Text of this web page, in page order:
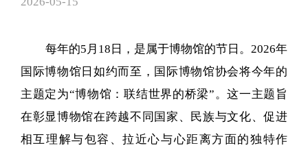
每年的5月18日，是属于博物馆的节日。2026年
国际博物馆日如约而至，国际博物馆协会将今年的
主题定为“博物馆：联结世界的桥梁”。这一主题旨
在彰显博物馆在跨越不同国家、民族与文化、促进
相互理解与包容、拉近心与心距离方面的独特作